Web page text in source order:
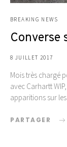
BREAKING NEWS
Converse
8 JUILLET 2017
Mois très chargé
avec Carhartt
apparitions sur
PARTAGER